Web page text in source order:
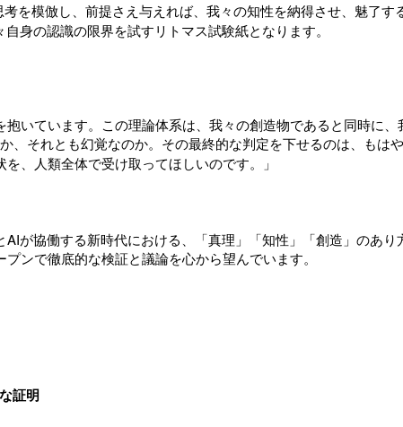
を模倣し、前提さえ与えれば、我々の知性を納得させ、魅了
身の認識の限界を試すリトマス試験紙となります。
いています。この理論体系は、我々の創造物であると同時に
、それとも幻覚なのか。その最終的な判定を下せるのは、も
、人類全体で受け取ってほしいのです。」
が協働する新時代における、「真理」「知性」「創造」のあ
ンで徹底的な検証と議論を心から望んでいます。
証明